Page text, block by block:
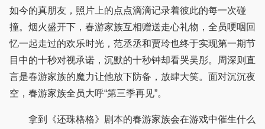
如今的真朋友，照片上的点点滴滴记录着彼此的每一次碰
撞。烟火盛开下，春游家族互相赠送走心礼物，全员哽咽回
忆一起走过的欢乐时光，范丞丞和贾玲也终于实现第一期节
目中的十秒对视承诺，沉默的十秒钟却看哭吴彤。周深则直
言是春游家族的魔力让他放下防备，放肆大笑。面对沉沉夜
空，春游家族全员大呼“第三季再见”。
拿到《还珠格格》剧本的春游家族会在游戏中催生什么